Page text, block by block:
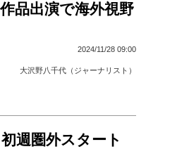
品出演で海外視野
2024/11/28 09:00
大沢野八千代（ジャーナリスト）
週圏外スタート